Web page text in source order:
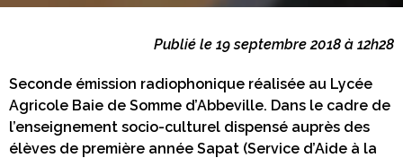
Publié le 19 septembre 2018 à 12h28
Seconde émission radiophonique réalisée au Lycée
Agricole Baie de Somme d’Abbeville. Dans le cadre de
l’enseignement socio-culturel dispensé auprès des
élèves de première année Sapat (Service d’Aide à la